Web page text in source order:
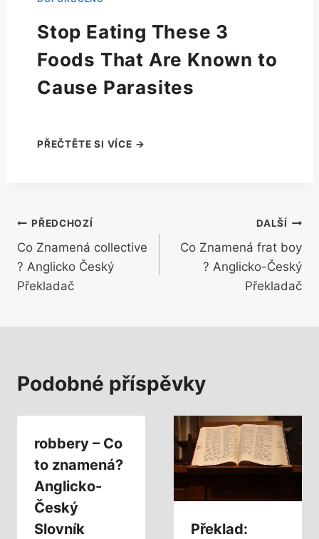
Stop Eating These 3
Foods That Are Known to
Cause Parasites
Navigace
pro
příspěvek
PŘEDCHOZÍ
Co Znamená collective
? Anglicko Český
Překladač
DALŠÍ
Co Znamená frat boy
? Anglicko-Český
Překladač
Podobné příspěvky
robbery – Co
to znamená?
Anglicko-
Český
Slovník
Překlad: